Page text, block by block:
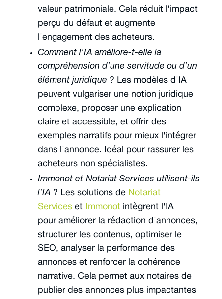
valeur patrimoniale. Cela réduit l'impact
perçu du défaut et augmente
l'engagement des acheteurs.
Comment l'IA améliore-t-elle la
compréhension d'une servitude ou d'un
élément juridique ? Les modèles d'IA
peuvent vulgariser une notion juridique
complexe, proposer une explication
claire et accessible, et offrir des
exemples narratifs pour mieux l'intégrer
dans l'annonce. Idéal pour rassurer les
acheteurs non spécialistes.
Immonot et Notariat Services utilisent-ils
l'IA ? Les solutions de Notariat
Services et Immonot intègrent l'IA
pour améliorer la rédaction d'annonces,
structurer les contenus, optimiser le
SEO, analyser la performance des
annonces et renforcer la cohérence
narrative. Cela permet aux notaires de
publier des annonces plus impactantes